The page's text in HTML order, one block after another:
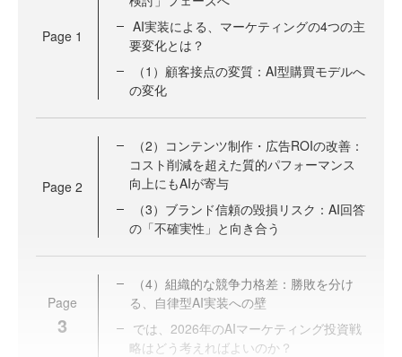
Page 1
AI実装による、マーケティングの4つの主
要変化とは？
（1）顧客接点の変質：AI型購買モデルへ
の変化
Page 2
（2）コンテンツ制作・広告ROIの改善：
コスト削減を超えた質的パフォーマンス
向上にもAIが寄与
（3）ブランド信頼の毀損リスク：AI回答
の「不確実性」と向き合う
Page
3
（4）組織的な競争力格差：勝敗を分け
る、自律型AI実装への壁
では、2026年のAIマーケティング投資戦
略はどう考えればよいのか？